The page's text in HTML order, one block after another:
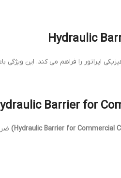
اپراتور را فراهم می کند. این ویژگی